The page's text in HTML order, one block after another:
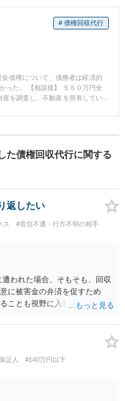
# 債権回収代行
債権について、債務者は経済的
った。 【相談後】 ５５０万円全
を調査し、不動産を所有してい
た債権回収代行に関する
返したい
ス #音信不通・行方不明の相手
われた場合、そもそも、回収
に被害金の弁済を促すため
ことも視野に入れる必要があ
らうというような対応ができ
い合わせなどして頂くなどし
証人 #140万円以下